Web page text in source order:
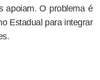
apoiam. O problema é
Estadual para integrar